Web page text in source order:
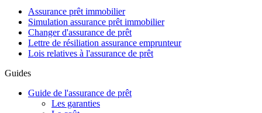
Assurance prêt immobilier
Simulation assurance prêt immobilier
Changer d'assurance de prêt
Lettre de résiliation assurance emprunteur
Lois relatives à l'assurance de prêt
Guides
Guide de l'assurance de prêt
Les garanties